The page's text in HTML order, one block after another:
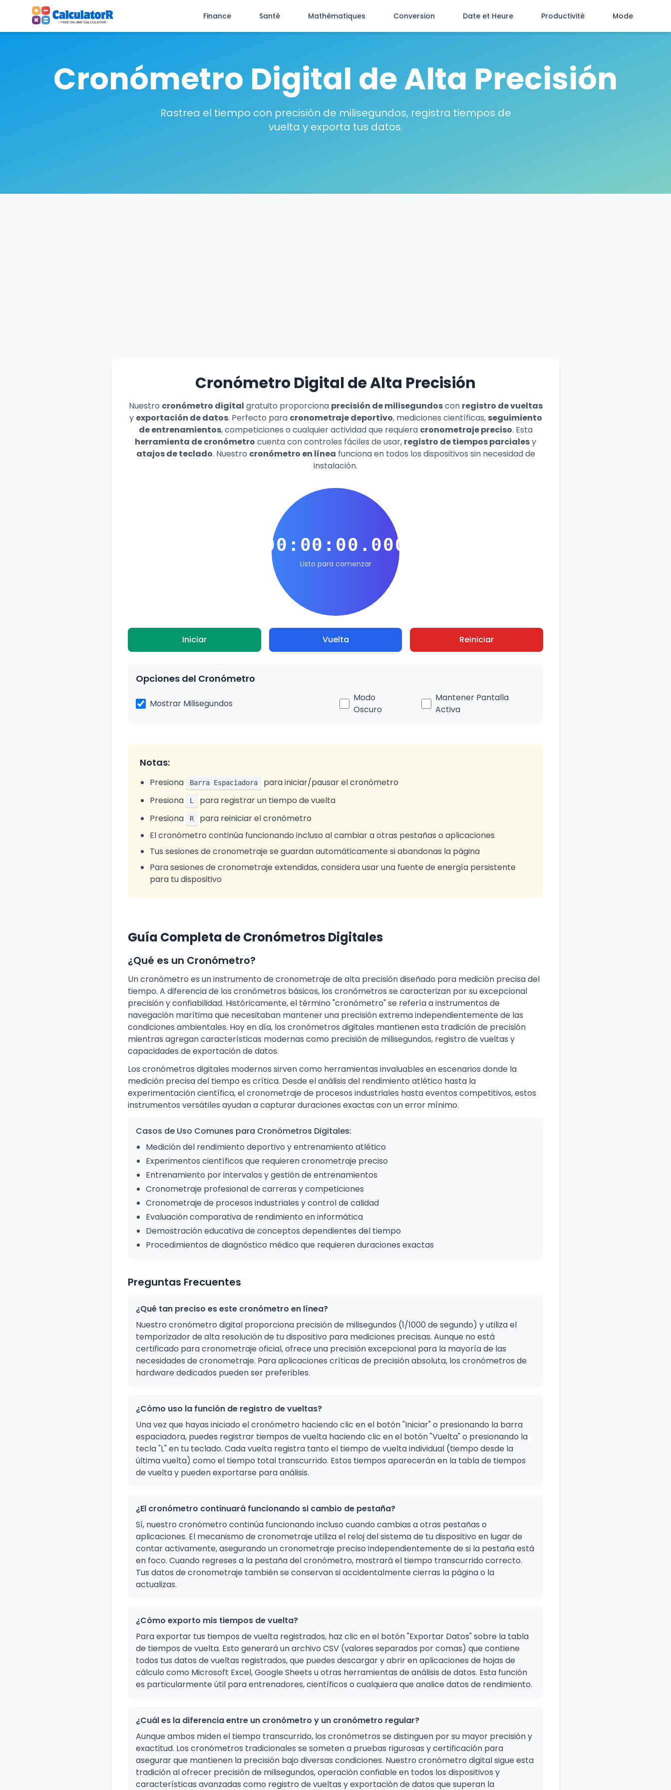
Finance Santé Mathématiques Conversion Date et Heure Productivité Mode
Cronómetro Digital de Alta Precisión
Rastrea el tiempo con precisión de milisegundos, registra tiempos de
vuelta y exporta tus datos.
Cronómetro Digital de Alta Precisión
Nuestro cronómetro digital gratuito proporciona precisión de milisegundoscon registro de vueltas
y exportación de datos. Perfecto para cronometraje deportivo, mediciones científicas, seguimiento
de entrenamientos, competiciones o cualquier actividad que requiera cronometraje preciso. Esta
herramienta de cronómetro cuenta con controles fáciles de usar, registro de tiempos parcialesy
atajos de teclado. Nuestro cronómetro en línea funciona en todos los dispositivos sin necesidad de
instalación.
00:00:00.000
Listo para comenzar
Iniciar Vuelta Reiniciar
Opciones del Cronómetro
Mostrar Milisegundos
Modo
Oscuro
Mantener Pantalla
Activa
Notas:
Presiona Barra Espaciadora
para iniciar/pausar el cronómetro
Presiona
L
para registrar un tiempo de vuelta
Presiona
R
para reiniciar el cronómetro
El cronómetro continúa funcionando incluso al cambiar a otras pestañas o aplicaciones
Tus sesiones de cronometraje se guardan automáticamente si abandonas la página
Para sesiones de cronometraje extendidas, considera usar una fuente de energía persistente
para tu dispositivo
Guía Completa de Cronómetros Digitales
¿Qué es un Cronómetro?
Un cronómetro es un instrumento de cronometraje de alta precisión diseñado para medición precisa del
tiempo. A diferencia de los cronómetros básicos, los cronómetros se caracterizan por su excepcional
precisión y confiabilidad. Históricamente, el término "cronómetro" se refería a instrumentos de
navegación marítima que necesitaban mantener una precisión extrema independientemente de las
condiciones ambientales. Hoy en día, los cronómetros digitales mantienen esta tradición de precisión
mientras agregan características modernas como precisión de milisegundos, registro de vueltas y
capacidades de exportación de datos.
Los cronómetros digitales modernos sirven como herramientas invaluables en escenarios donde la
medición precisa del tiempo es crítica. Desde el análisis del rendimiento atlético hasta la
experimentación científica, el cronometraje de procesos industriales hasta eventos competitivos, estos
instrumentos versátiles ayudan a capturar duraciones exactas con un error mínimo.
Casos de Uso Comunes para Cronómetros Digitales:
Medición del rendimiento deportivo y entrenamiento atlético
Experimentos científicos que requieren cronometraje preciso
Entrenamiento por intervalos y gestión de entrenamientos
Cronometraje profesional de carreras y competiciones
Cronometraje de procesos industriales y control de calidad
Evaluación comparativa de rendimiento en informática
Demostración educativa de conceptos dependientes del tiempo
Procedimientos de diagnóstico médico que requieren duraciones exactas
Preguntas Frecuentes
¿Qué tan preciso es este cronómetro en línea?
Nuestro cronómetro digital proporciona precisión de milisegundos (1/1000 de segundo) y utiliza el
temporizador de alta resolución de tu dispositivo para mediciones precisas. Aunque no está
certificado para cronometraje oficial, ofrece una precisión excepcional para la mayoría de las
necesidades de cronometraje. Para aplicaciones críticas de precisión absoluta, los cronómetros de
hardware dedicados pueden ser preferibles.
¿Cómo uso la función de registro de vueltas?
Una vez que hayas iniciado el cronómetro haciendo clic en el botón "Iniciar" o presionando la barra
espaciadora, puedes registrar tiempos de vuelta haciendo clic en el botón "Vuelta" o presionando la
tecla "L" en tu teclado. Cada vuelta registra tanto el tiempo de vuelta individual (tiempo desde la
última vuelta) como el tiempo total transcurrido. Estos tiempos aparecerán en la tabla de tiempos
de vuelta y pueden exportarse para análisis.
¿El cronómetro continuará funcionando si cambio de pestaña?
Sí, nuestro cronómetro continúa funcionando incluso cuando cambias a otras pestañas o
aplicaciones. El mecanismo de cronometraje utiliza el reloj del sistema de tu dispositivo en lugar de
contar activamente, asegurando un cronometraje preciso independientemente de si la pestaña está
en foco. Cuando regreses a la pestaña del cronómetro, mostrará el tiempo transcurrido correcto.
Tus datos de cronometraje también se conservan si accidentalmente cierras la página o la
actualizas.
¿Cómo exporto mis tiempos de vuelta?
Para exportar tus tiempos de vuelta registrados, haz clic en el botón "Exportar Datos" sobre la tabla
de tiempos de vuelta. Esto generará un archivo CSV (valores separados por comas) que contiene
todos tus datos de vueltas registrados, que puedes descargar y abrir en aplicaciones de hojas de
cálculo como Microsoft Excel, Google Sheets u otras herramientas de análisis de datos. Esta función
es particularmente útil para entrenadores, científicos o cualquiera que analice datos de rendimiento.
¿Cuál es la diferencia entre un cronómetro y un cronómetro regular?
Aunque ambos miden el tiempo transcurrido, los cronómetros se distinguen por su mayor precisión y
exactitud. Los cronómetros tradicionales se someten a pruebas rigurosas y certificación para
asegurar que mantienen la precisión bajo diversas condiciones. Nuestro cronómetro digital sigue esta
tradición al ofrecer precisión de milisegundos, operación confiable en todos los dispositivos y
características avanzadas como registro de vueltas y exportación de datos que superan la